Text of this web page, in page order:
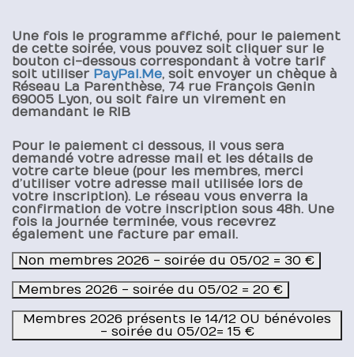
Une fois le programme affiché, pour le paiement
de cette soirée, vous pouvez soit cliquer sur le
bouton ci-dessous correspondant à votre tarif
soit utiliser PayPal.Me, soit envoyer un chèque à
Réseau La Parenthèse, 74 rue François Genin
69005 Lyon, ou soit faire un virement en
demandant le RIB
Pour le paiement ci dessous, il vous sera
demandé votre adresse mail et les détails de
votre carte bleue (pour les membres, merci
d’utiliser votre adresse mail utilisée lors de
votre inscription). Le réseau vous enverra la
confirmation de votre inscription sous 48h. Une
fois la journée terminée, vous recevrez
également une facture par email.
Non membres 2026 - soirée du 05/02 = 30 €
Membres 2026 - soirée du 05/02 = 20 €
Membres 2026 présents le 14/12 OU bénévoles
- soirée du 05/02= 15 €